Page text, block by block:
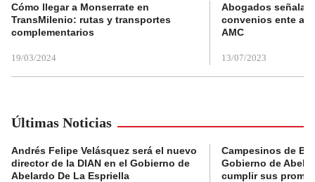
Cómo llegar a Monserrate en
TransMilenio: rutas y transportes
complementarios
19/03/2024
Abogados
convenios ente
AMC
13/07/2023
Últimas Noticias
Andrés Felipe Velásquez será el nuevo
director de la DIAN en el Gobierno de
Abelardo De La Espriella
Campesinos de
Gobierno de
cumplir sus